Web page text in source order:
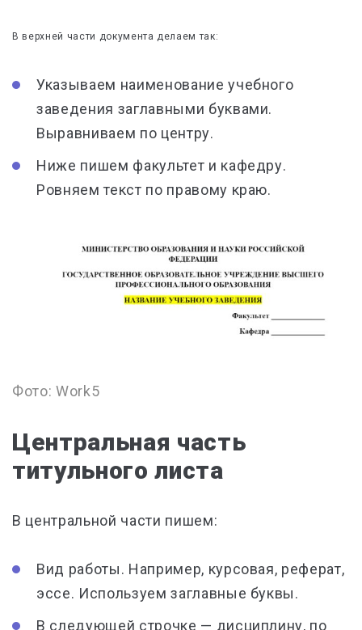
В верхней части документа делаем так:
Указываем наименование учебного
заведения заглавными буквами.
Выравниваем по центру.
Ниже пишем факультет и кафедру.
Ровняем текст по правому краю.
Фото: Work5
Центральная часть
титульного листа
В центральной части пишем:
Вид работы. Например, курсовая, реферат,
эссе. Используемзаглавные буквы.
В следующей строчке — дисциплину, по